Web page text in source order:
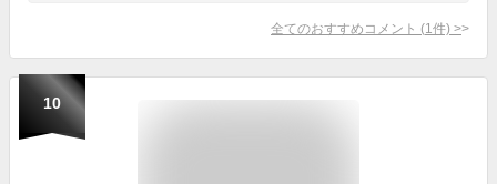
全てのおすすめコメント (1 件) >
10